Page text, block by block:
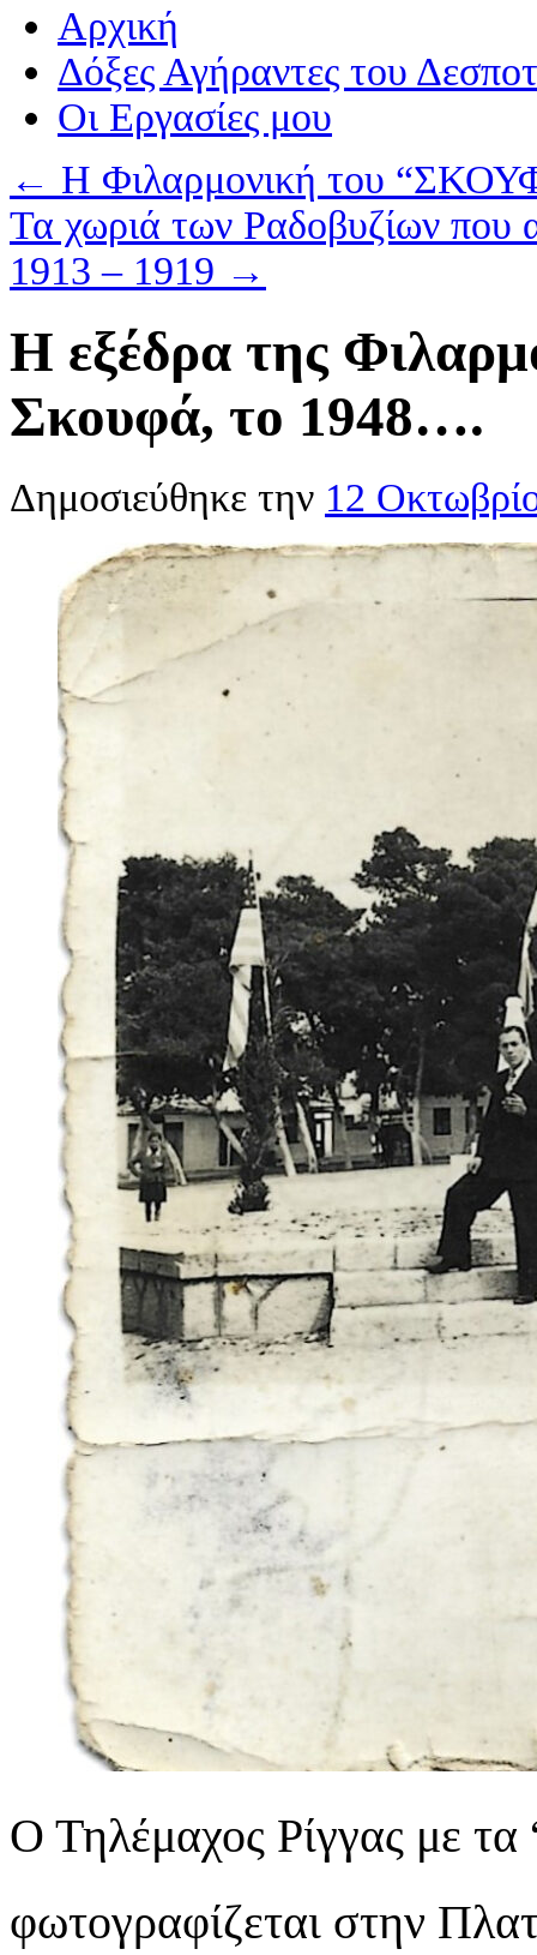
Αρχική
Δόξες Αγήραντες του
Οι Eργασίες μου
← Η Φιλαρμονική του
Τα χωριά των Ραδοβυζίων που
1913 – 1919 →
Η εξέδρα της
Σκουφά, το 1948….
Δημοσιεύθηκε την 12
Ο Τηλέμαχος Ρίγγας με
φωτογραφίζεται στην